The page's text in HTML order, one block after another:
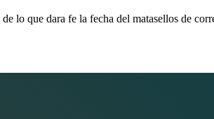
lo que dara fe la fecha del matasellos de